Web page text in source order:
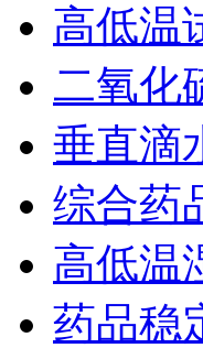
高低温
二氧化
垂直滴
综合药
高低温
药品稳